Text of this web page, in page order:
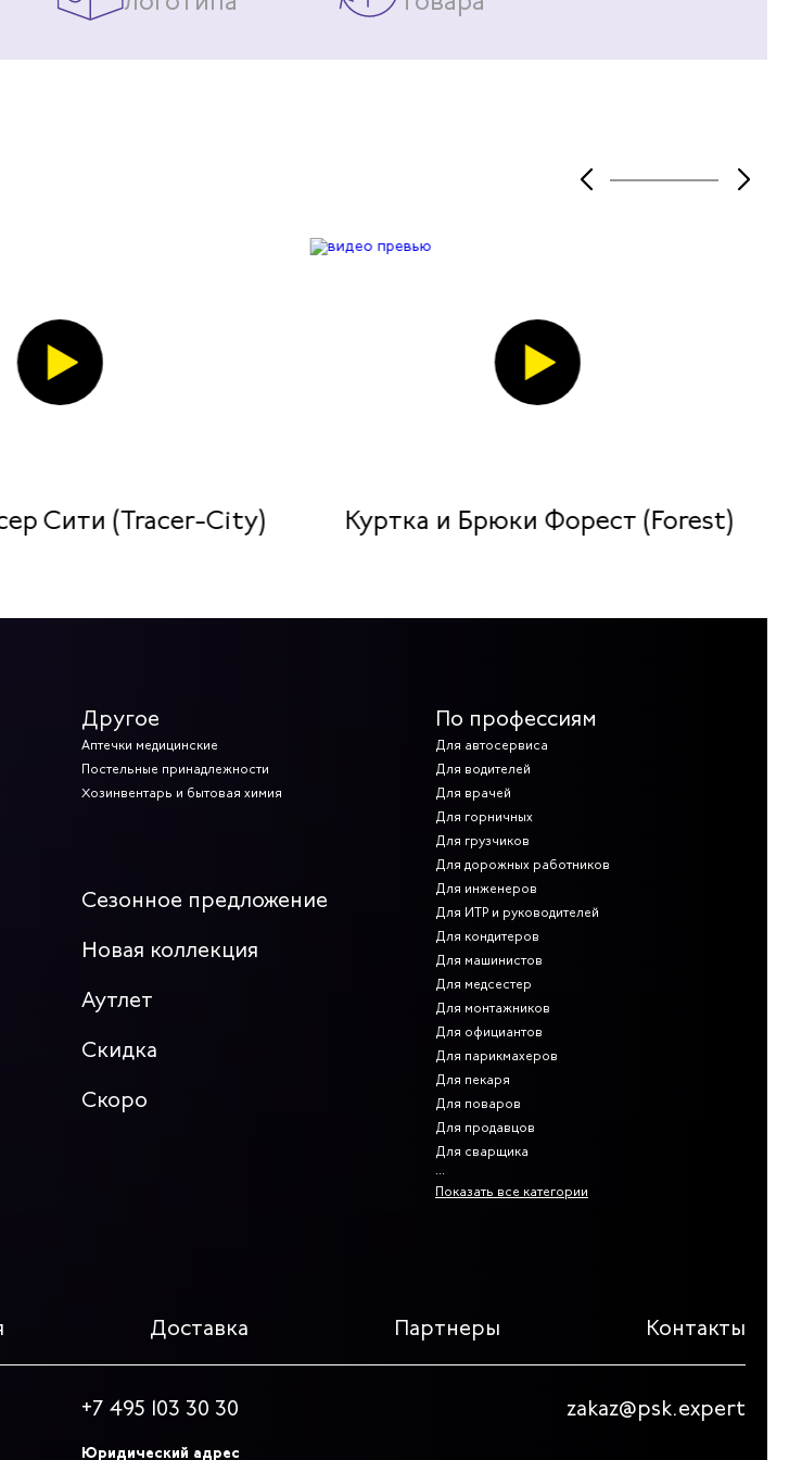
Сити (Tracer-City) Куртка и Брюки Форест (Forest)
Другое
Аптечки медицинские
Постельные принадлежности
Хозинвентарь и бытовая химия
Сезонное предложение
Новая коллекция
Аутлет
Скидка
Скоро
По профессиям
Для автосервиса
Для водителей
Для врачей
Для горничных
Для грузчиков
Для дорожных работников
Для инженеров
Для ИТР и руководителей
Для кондитеров
Для машинистов
Для медсестер
Для монтажников
Для официантов
Для парикмахеров
Для пекаря
Для поваров
Для продавцов
Для сварщика
Показать все категории
Доставка Партнеры Контакты
+7 495 103 30 30 zakaz@psk.expert
Юридический адрес